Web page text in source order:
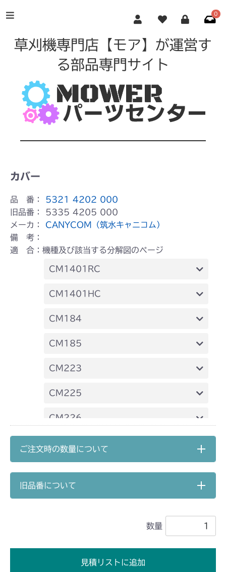
0
草刈機専門店【モア】が運営す
る部品専門サイト
カバー
品 番：
5321 4202 000
旧品番：
5335 4205 000
メーカ： CANYCOM（筑水キャニコム）
備 考：
適 合：機種及び該当する分解図のページ
CM1401RC
本体 FIG24 刈刃
CM1401HC
本体 FIG27 刈刃
CM184
本体 FIG34 刈刃
CM185
本体 FIG28 刈刃
CM223
本体 FIG32 刈刃
CM225
本体 FIG41 刈刃
CM226
本体 FIG39 刈刃
本体 FIG29 刈刃
CM2203RC
ご注文時の数量について
旧品番について
数量
見積リストに追加